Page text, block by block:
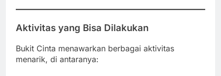
Aktivitas yang Bisa Dilakukan
Bukit Cinta menawarkan berbagai aktivitas
menarik, di antaranya: